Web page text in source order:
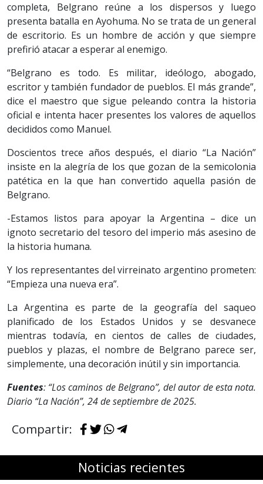
completa, Belgrano reúne a los dispersos y luego
presenta batalla en Ayohuma. No se trata de un general
de escritorio. Es un hombre de acción y que siempre
prefirió atacar a esperar al enemigo.
“Belgrano es todo. Es militar, ideólogo, abogado,
escritor y también fundador de pueblos. El más grande”,
dice el maestro que sigue peleando contra la historia
oficial e intenta hacer presentes los valores de aquellos
decididos como Manuel.
Doscientos trece años después, el diario “La Nación”
insiste en la alegría de los que gozan de la semicolonia
patética en la que han convertido aquella pasión de
Belgrano.
-Estamos listos para apoyar la Argentina – dice un
ignoto secretario del tesoro del imperio más asesino de
la historia humana.
Y los representantes del virreinato argentino prometen:
“Empieza una nueva era”.
La Argentina es parte de la geografía del saqueo
planificado de los Estados Unidos y se desvanece
mientras todavía, en cientos de calles de ciudades,
pueblos y plazas, el nombre de Belgrano parece ser,
simplemente, una decoración inútil y sin importancia.
Fuentes: “Los caminos de Belgrano”, del autor de esta nota.
Diario “La Nación”, 24 de septiembre de 2025.
Compartir:
Noticias recientes